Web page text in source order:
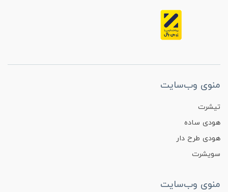
منوی وب‌سایت
تیشرت
هودی ساده
هودی طرح دار
سویشرت
منوی وب‌سایت